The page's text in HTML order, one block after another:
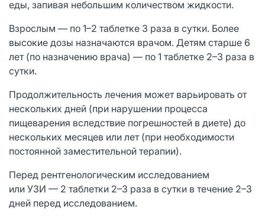
еды, запивая небольшим количеством жидкости.
Взрослым — по 1–2 таблетке 3 раза в сутки. Более
высокие дозы назначаются врачом. Детям старше 6
лет (по назначению врача) — по 1 таблетке 2–3 раза в
сутки.
Продолжительность лечения может варьировать от
нескольких дней (при нарушении процесса
пищеварения вследствие погрешностей в диете) до
нескольких месяцев или лет (при необходимости
постоянной заместительной терапии).
Перед рентгенологическим исследованием
или УЗИ — 2 таблетки 2–3 раза в сутки в течение 2–3
дней перед исследованием.